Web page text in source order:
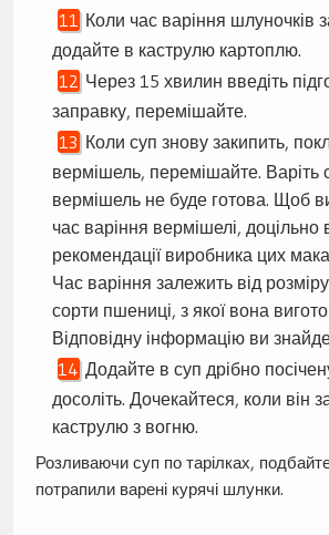
Коли час варіння шлуночків
додайте в каструлю картоплю.
Через 15 хвилин введіть
заправку, перемішайте.
Коли суп знову закипить,
вермішель, перемішайте. Варіть
вермішель не буде готова. Щоб
час варіння вермішелі, доцільно
рекомендації виробника цих
Час варіння залежить від
сорти пшениці, з якої вона
Відповідну інформацію ви
Додайте в суп дрібно
досоліть. Дочекайтеся, коли він
каструлю з вогню.
Розливаючи суп по тарілках,
потрапили варені курячі шлунки.